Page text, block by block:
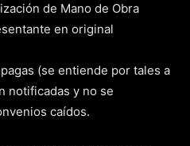
de Mano de Obra
en original
(se entiende por tales a
notificadas y no se
caídos.